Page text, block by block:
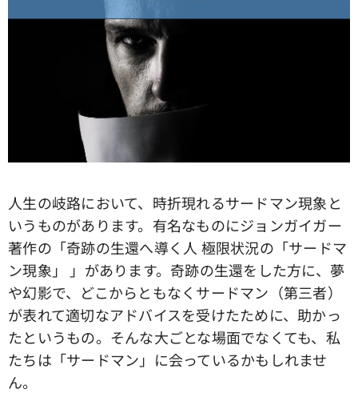
人生の岐路において、時折現れるサードマン現象と
いうものがあります。有名なものにジョンガイガー
著作の「奇跡の生還へ導く人 極限状況の「サードマ
ン現象」 」があります。奇跡の生還をした方に、夢
や幻影で、どこからともなくサードマン（第三者）
が表れて適切なアドバイスを受けたために、助かっ
たというもの。そんな大ごとな場面でなくても、私
たちは「サードマン」に会っているかもしれませ
ん。